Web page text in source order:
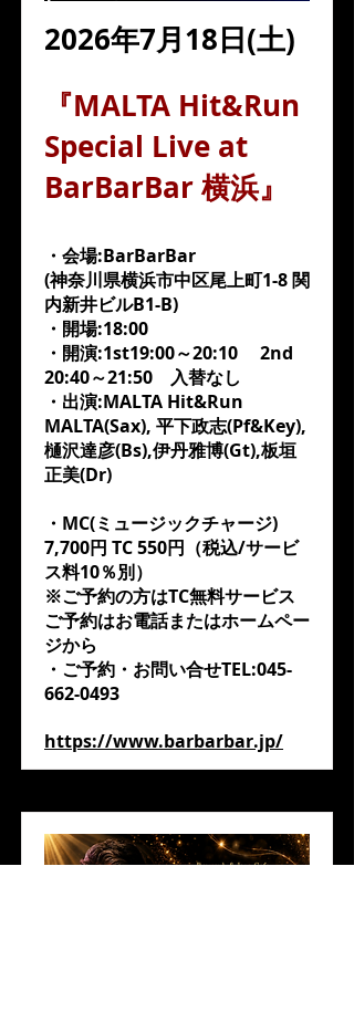
2026年7月18日(土)
『MALTA Hit&Run
Special Live at
BarBarBar 横浜』
・会場:BarBarBar
(神奈川県横浜市中区尾上町1-8 関
内新井ビルB1-B)
・開場:18:00
・開演:1st19:00～20:10 2nd
20:40～21:50 入替なし
・出演:MALTA Hit&Run
MALTA(Sax), 平下政志(Pf&Key),
樋沢達彦(Bs),伊丹雅博(Gt),板垣
正美(Dr)
・MC(ミュージックチャージ)
7,700円 TC 550円（税込/サービ
ス料10％別）
※ご予約の方はTC無料サービス
ご予約はお電話またはホームペー
ジから
・ご予約・お問い合せTEL:045-
662-0493
https://www.barbarbar.jp/